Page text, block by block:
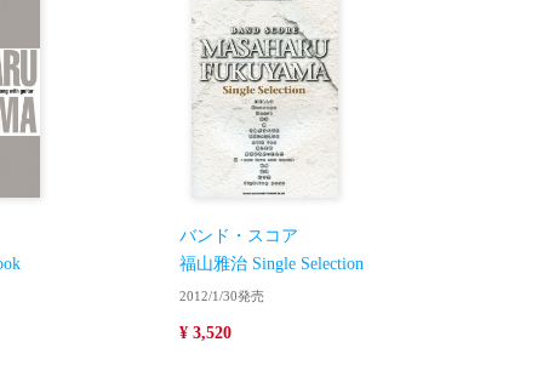
バンド・スコア
福山雅治 Single Selection
2012/1/30発売
¥ 3,520